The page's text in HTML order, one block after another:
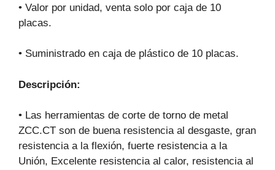
• Valor por unidad, venta solo por caja de 10
placas.
• Suministrado en caja de plástico de 10 placas.
Descripción:
• Las herramientas de corte de torno de metal
ZCC.CT son de buena resistencia al desgaste, gran
resistencia a la flexión, fuerte resistencia a la
Unión, Excelente resistencia al calor, resistencia al